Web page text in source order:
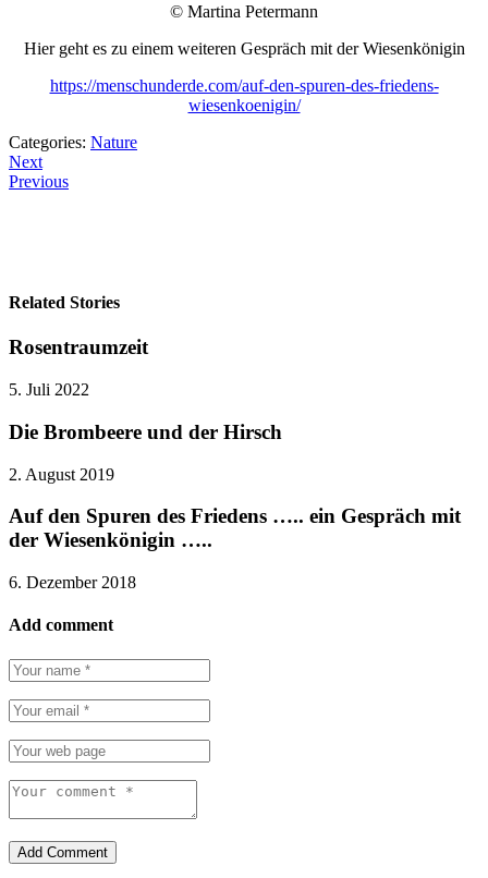
© Martina Petermann
Hier geht es zu einem weiteren Gespräch mit der Wiesenkönigin
https://menschunderde.com/auf-den-spuren-des-friedens-
wiesenkoenigin/
Categories: Nature
Next
Previous
Related Stories
Rosentraumzeit
5. Juli 2022
Die Brombeere und der Hirsch
2. August 2019
Auf den Spuren des Friedens ….. ein Gespräch mit
der Wiesenkönigin …..
6. Dezember 2018
Add comment
Add Comment